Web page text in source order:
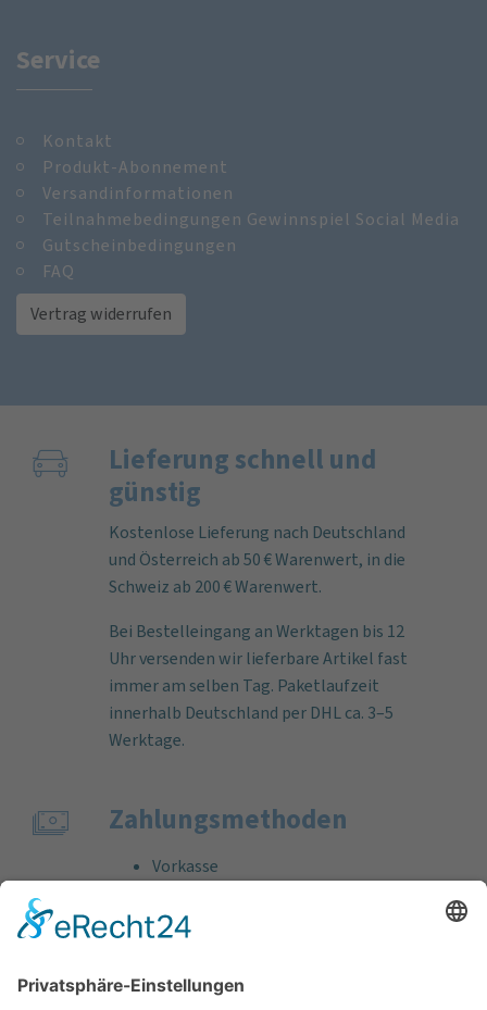
Service
Kontakt
Produkt-Abonnement
Versandinformationen
Teilnahmebedingungen Gewinnspiel Social Media
Gutscheinbedingungen
FAQ
Vertrag widerrufen
Lieferung schnell und
günstig
Kostenlose Lieferung nach Deutschland
und Österreich ab 50 € Warenwert, in die
Schweiz ab 200 € Warenwert.
Bei Bestelleingang an Werktagen bis 12
Uhr versenden wir lieferbare Artikel fast
immer am selben Tag. Paketlaufzeit
innerhalb Deutschland per DHL ca. 3–5
Werktage.
Zahlungs­methoden
Vorkasse
Bankeinzug
Kreditkarte (VISA & MasterCard)